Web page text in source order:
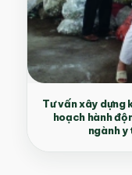
Tư vấn xây dựng
hoạch hành
ngành